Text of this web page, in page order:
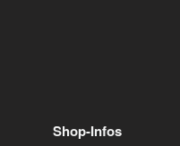
Shop-Infos